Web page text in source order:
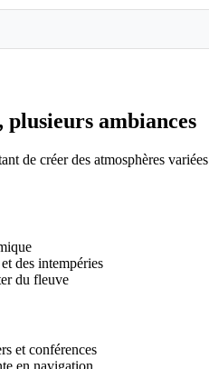
plusieurs ambiances
de créer des atmosphères
des intempéries
du fleuve
et conférences
en navigation